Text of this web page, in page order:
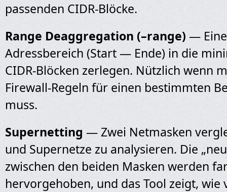
passenden CIDR-Blöcke.
Range Deaggregation (–range) —
Adressbereich (Start — Ende) in die
CIDR-Blöcken zerlegen. Nützlich wenn
Firewall-Regeln für einen bestimmten
muss.
Supernetting — Zwei Netmasken
und Supernetze zu analysieren. Die
zwischen den beiden Masken werden
hervorgehoben, und das Tool zeigt, wie